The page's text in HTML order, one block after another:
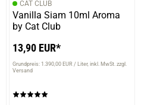
CAT CLUB
Vanilla Siam 10ml Aroma
by Cat Club
13,90 EUR*
Grundpreis: 1.390,00 EUR / Liter inkl. MwSt. zzgl.
Versand